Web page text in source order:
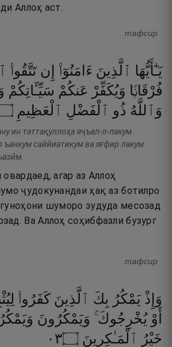
Аллоҳ аст.
тафсир
يَـٰٓأَيُّهَا ٱلَّذِينَ ءَامَنُوٓا۟ إِن تَتَّقُوا۟
فُرْقَانًۭا وَيُكَفِّرْ عَنكُمْ سَيِّـَٔاتِكُمْ
وَٱللَّهُ ذُو ٱلْفَضْلِ ٱلْعَظِيمِ
ин таттақуллоҳа яҷъал-л-лакум
саййиатикум ва яғфир лакум.
агар аз Аллоҳ
ҷудокунандаи ҳақ аз ботилро
шуморо зудуда месозад
Ва Аллоҳ соҳибфазли бузург
тафсир
وَإِذْ يَمْكُرُ بِكَ ٱلَّذِينَ كَفَرُوا۟
أَوْ يُخْرِجُوكَ ۚ وَيَمْكُرُونَ وَيَمْكُرُ
خَيْرُ ٱلْمَـٰكِرِينَ ۝٣٠